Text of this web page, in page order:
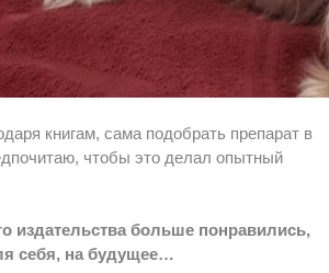
книгам, сама подобрать препарат в
чтобы это делал опытный
издательства больше понравились,
себя, на будущее…